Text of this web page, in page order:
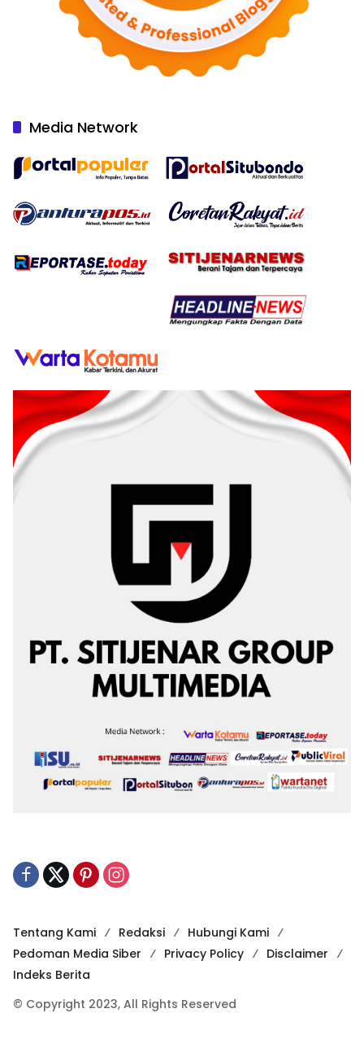
Media Network
Tentang Kami Redaksi
Hubungi Kami
Pedoman Media Siber
Privacy Policy
Disclaimer
Indeks Berita
© Copyright 2023, All Rights Reserved